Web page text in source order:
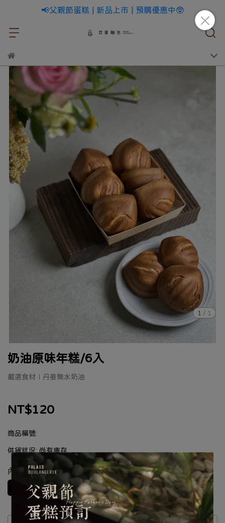
📢父親節蛋糕 | 新品上市 | 預購優惠中🥸
1 / 1
奶油原味年糕/6入
嚴選食材｜丹麥無水奶油
NT$120
商品編號:
供貨狀況:尚有庫存
內容
六入裝